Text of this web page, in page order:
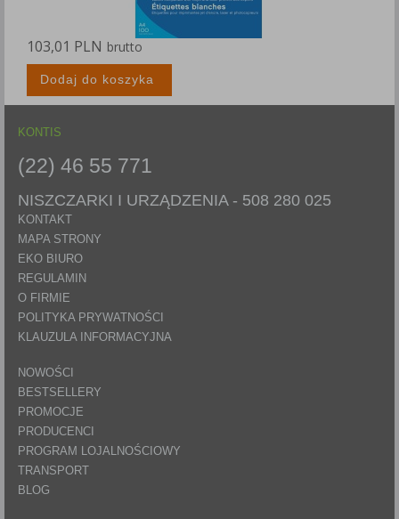
103,01 PLN brutto
Dodaj do koszyka
KONTIS
(22) 46 55 771
NISZCZARKI I URZĄDZENIA - 508 280 025
KONTAKT
MAPA STRONY
EKO BIURO
REGULAMIN
O FIRMIE
POLITYKA PRYWATNOŚCI
KLAUZULA INFORMACYJNA
NOWOŚCI
BESTSELLERY
PROMOCJE
PRODUCENCI
PROGRAM LOJALNOŚCIOWY
TRANSPORT
BLOG